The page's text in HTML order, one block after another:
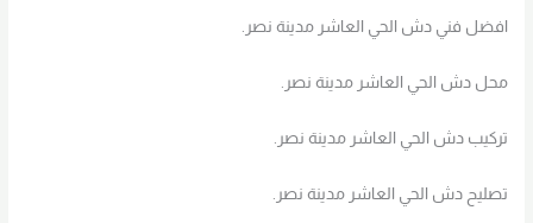
افضل فني دش الحي العاشر مدينة نصر.
محل دش الحي العاشر مدينة نصر.
تركيب دش الحي العاشر مدينة نصر.
تصليح دش الحي العاشر مدينة نصر.